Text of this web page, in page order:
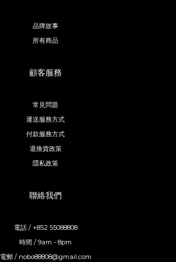
品牌故事
所有商品
顧客服務
常見問題
運送服務方式
付款服務方式
退換貨政策
隱私政策
聯絡我們
電話 / +852 55088808
時間 / 9am - 8pm
電郵 / nobo88808@gmail.com